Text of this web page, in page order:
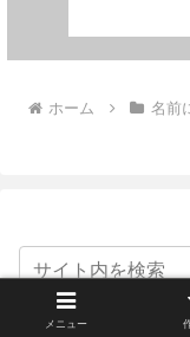
ホーム 名前
メニュー